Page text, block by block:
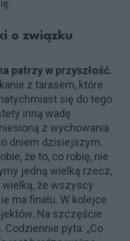
o związku
patrzy w przyszłość.
z tarasem, które
się do tego
inną wadę
z wychowania
dniem dzisiejszym.
że to, co robię, nie
jedną wielką rzecz,
wielką, że wszyscy
ma finału. W kolejce
Na szczęście
pyta: „Co